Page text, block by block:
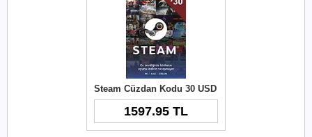
Steam Cüzdan Kodu 30 USD
1597.95 TL